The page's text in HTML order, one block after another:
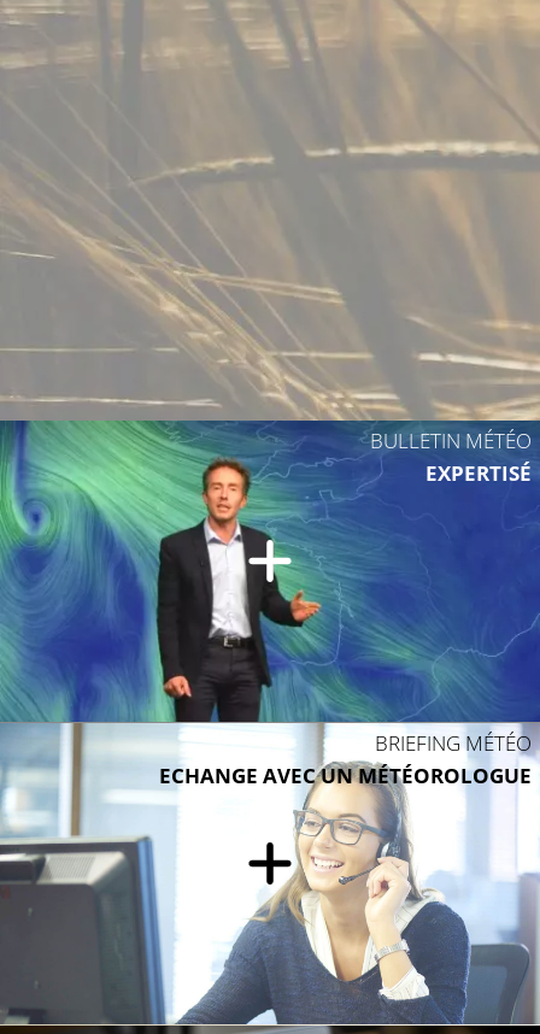
BULLETIN MÉTÉO
EXPERTISÉ
BRIEFING MÉTÉO
ECHANGE AVEC UN MÉTÉOROLOGUE